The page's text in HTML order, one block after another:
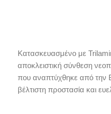
Κατασκευασμένο με
αποκλειστική σύνθεση
που αναπτύχθηκε από την
βέλτιστη προστασία και